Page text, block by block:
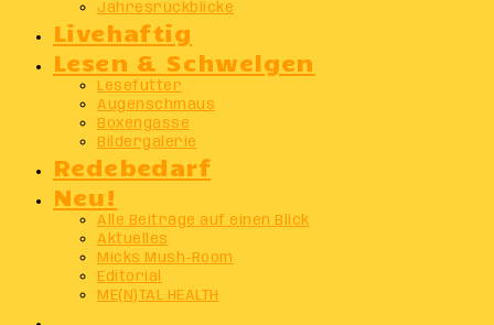
Jahresrückblicke
Livehaftig
Lesen & Schwelgen
Lesefutter
Augenschmaus
Boxengasse
Bildergalerie
Redebedarf
Neu!
Alle Beiträge auf einen Blick
Aktuelles
Micks Mush-Room
Editorial
ME(N)TAL HEALTH